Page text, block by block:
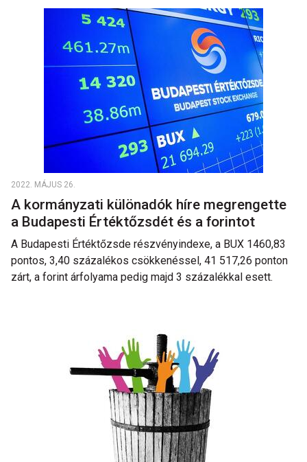
2022. MÁJUS 26.
A kormányzati különadók híre megrengette
a Budapesti Értéktőzsdét és a forintot
A Budapesti Értéktőzsde részvényindexe, a BUX 1460,83
pontos, 3,40 százalékos csökkenéssel, 41 517,26 ponton
zárt, a forint árfolyama pedig majd 3 százalékkal esett.